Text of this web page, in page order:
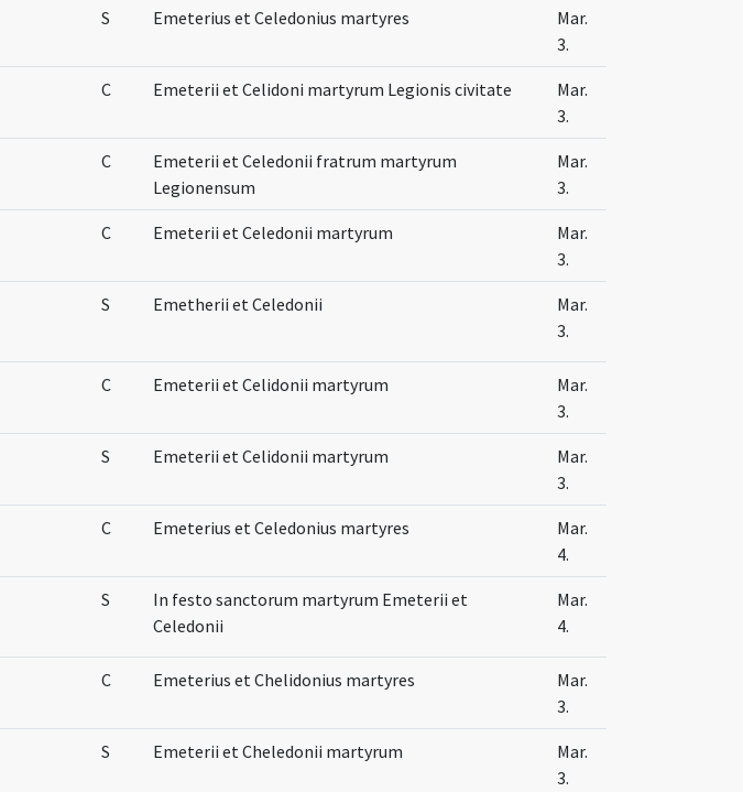
S Emeterius et Celedonius martyres
Mar.
3.
C Emeterii et Celidoni martyrum Legionis civitate
Mar.
3.
C
Emeterii et Celedonii fratrum martyrum
Legionensum
Mar.
3.
C Emeterii et Celedonii martyrum
Mar.
3.
S Emetherii et Celedonii
Mar.
3.
C Emeterii et Celidonii martyrum
Mar.
3.
S Emeterii et Celidonii martyrum
Mar.
3.
C Emeterius et Celedonius martyres
Mar.
4.
S
In festo sanctorum martyrum Emeterii et
Celedonii
Mar.
4.
C Emeterius et Chelidonius martyres
Mar.
3.
S Emeterii et Cheledonii martyrum
Mar.
3.